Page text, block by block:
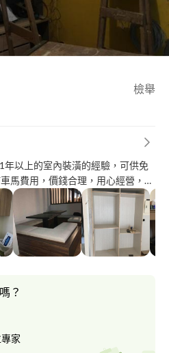
檢舉
以上的室內裝潢的經驗，可供免
馬費用，價錢合理，用心經營，值
？
家